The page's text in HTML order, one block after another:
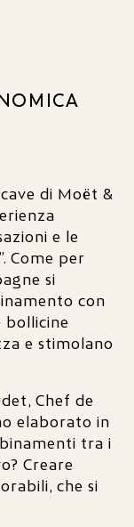
di Moët &
e le
Come per
si
con
bollicine
e stimolano
Chef de
elaborato in
tra i
Creare
che si